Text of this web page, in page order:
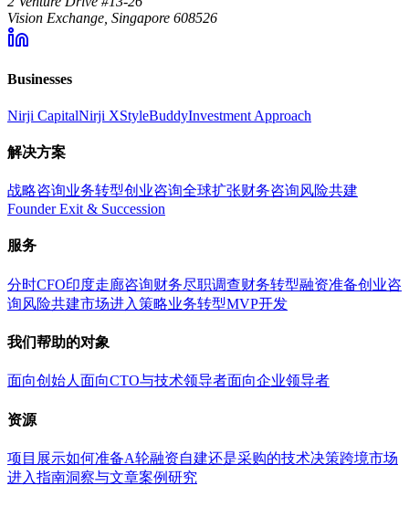
Vision Exchange, Singapore 608526
Businesses
Nirji CapitalNirji XStyleBuddyInvestment Approach
解决方案
战略咨询业务转型创业咨询全球扩张财务咨询风险共建
Founder Exit & Succession
服务
分时CFO印度走廊咨询财务尽职调查财务转型融资准备创业咨
询风险共建市场进入策略业务转型MVP开发
我们帮助的对象
面向创始人 面向CTO与技术领导者面向企业领导者
资源
项目展示如何准备A轮融资自建还是采购的技术决策跨境市场
进入指南洞察与文章案例研究